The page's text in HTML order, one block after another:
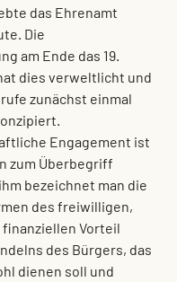
das Ehrenamt
Die
am Ende das 19.
dies verweltlicht und
zunächst einmal
Engagement ist
zum Überbegriff
bezeichnet man die
des freiwilligen,
Vorteil
des Bürgers, das
dienen soll und